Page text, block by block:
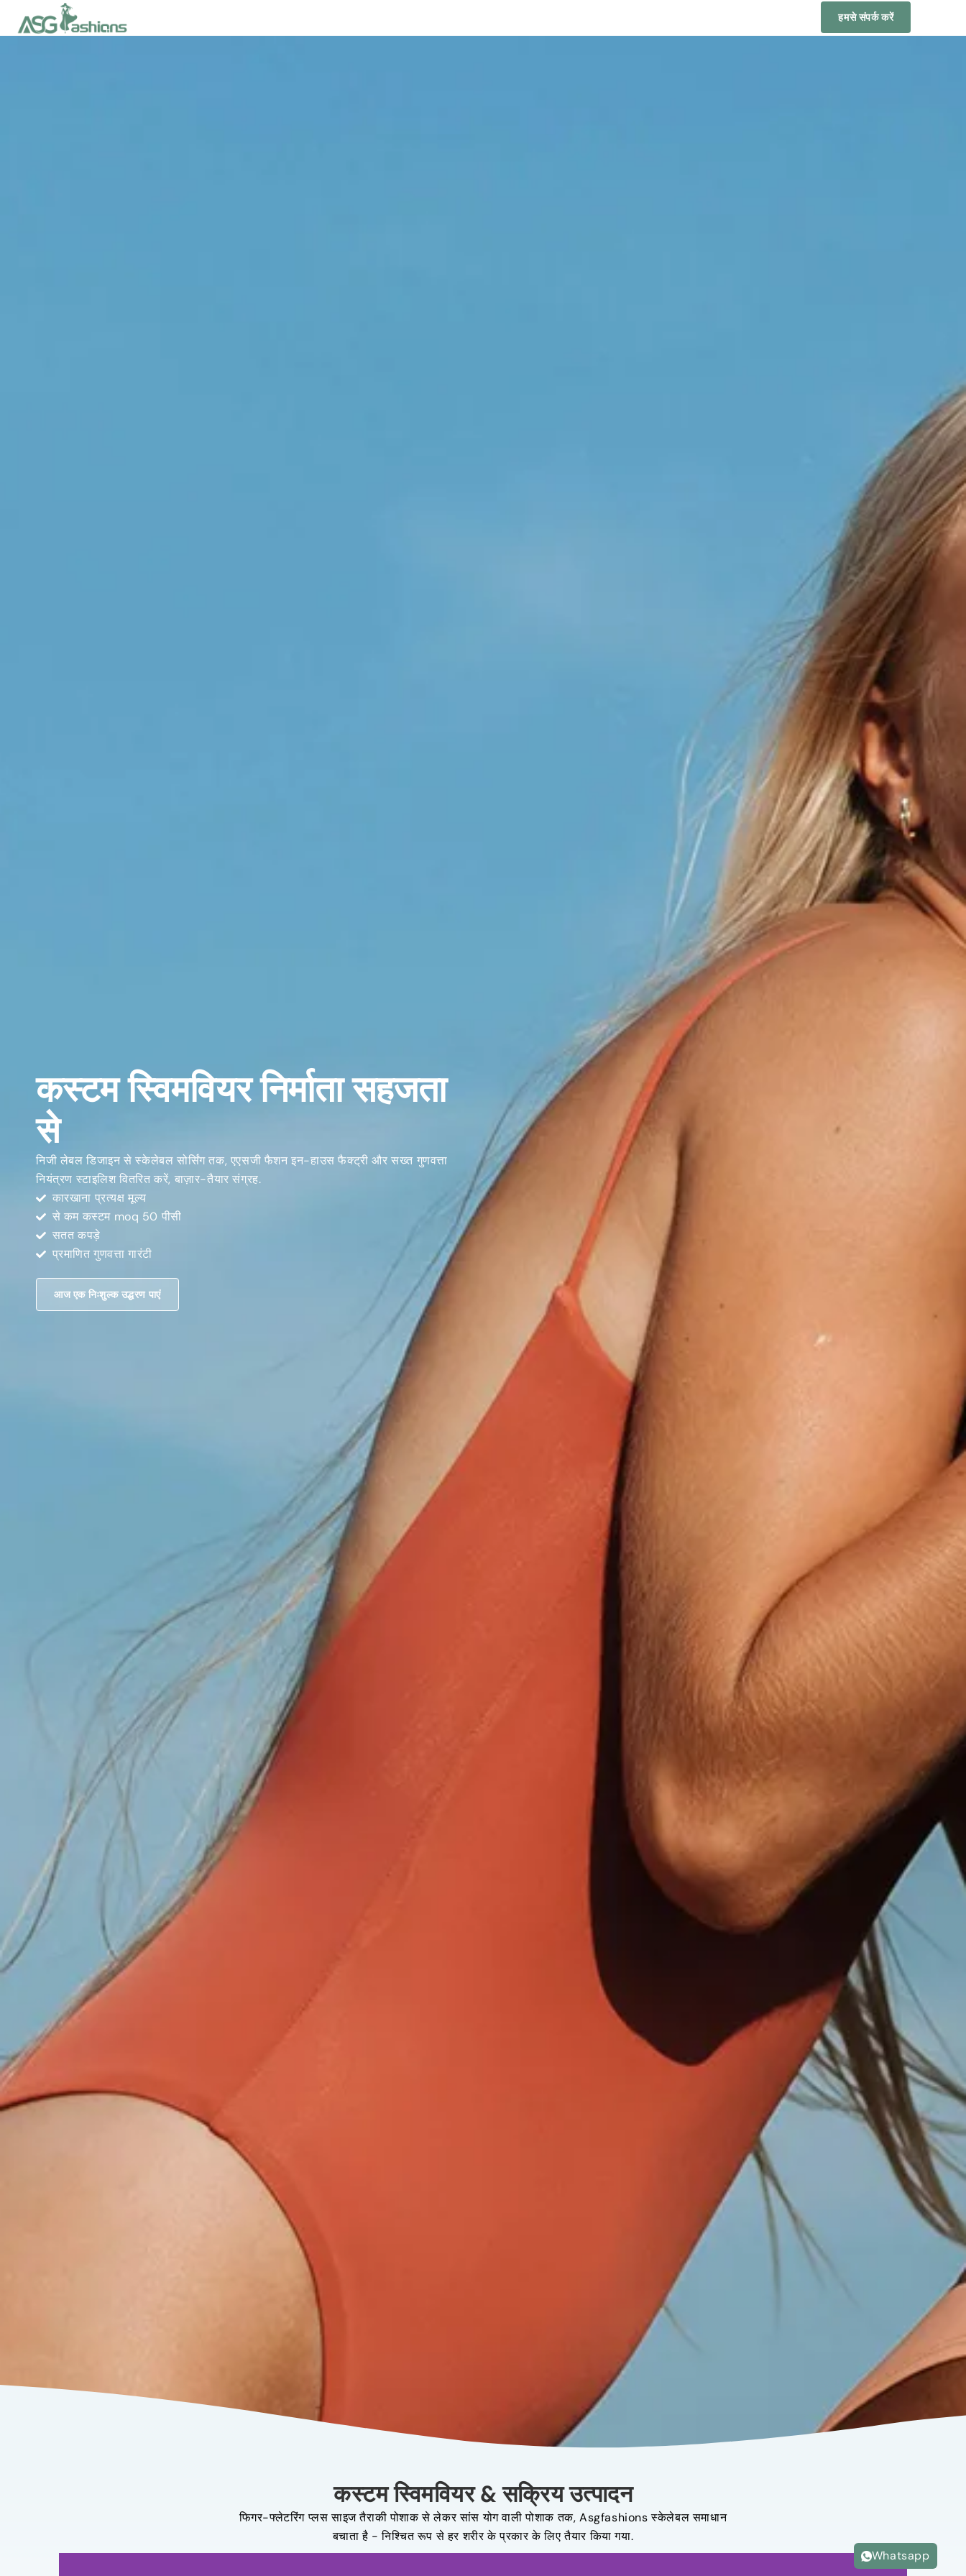
हमसे संपर्क करें
कस्टम स्विमवियर निर्माता सहजता
से
निजी लेबल डिजाइन से स्केलेबल सोर्सिंग तक, एएसजी फैशन इन-हाउस फैक्ट्री और सख्त गुणवत्ता
नियंत्रण स्टाइलिश वितरित करें, बाज़ार-तैयार संग्रह.
कारखाना प्रत्यक्ष मूल्य
से कम कस्टम moq 50 पीसी
सतत कपड़े
प्रमाणित गुणवत्ता गारंटी
आज एक निःशुल्क उद्धरण पाएं
कस्टम स्विमवियर & सक्रिय उत्पादन
फिगर-फ्लेटरिंग प्लस साइज तैराकी पोशाक से लेकर सांस योग वाली पोशाक तक, Asgfashions स्केलेबल समाधान
बचाता है - निश्चित रूप से हर शरीर के प्रकार के लिए तैयार किया गया.
Whatsapp